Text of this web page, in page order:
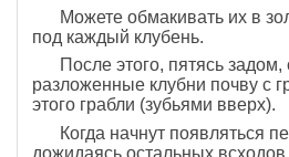
Можете обмакивать их в
под каждый клубень.
После этого, пятясь задом,
разложенные клубни почву с
этого грабли (зубьями вверх).
Когда начнут появляться